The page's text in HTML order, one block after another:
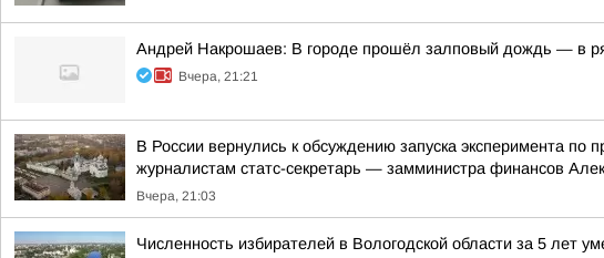
Андрей Накрошаев: В городе прошёл залповый дождь — в
Вчера, 21:21
В России вернулись к обсуждению запуска эксперимента
журналистам статс-секретарь — замминистра финансов
Вчера, 21:03
Численность избирателей в Вологодской области за 5 лет